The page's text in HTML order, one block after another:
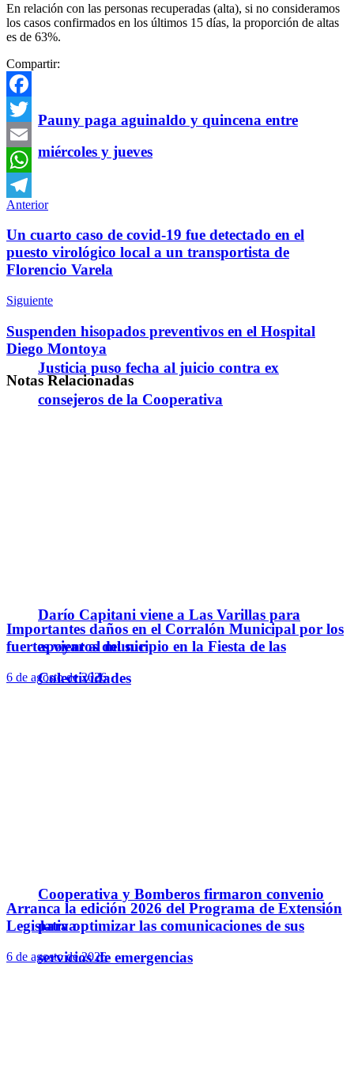
Pauny paga aguinaldo y quincena entre
miércoles y jueves
Justicia puso fecha al juicio contra ex
consejeros de la Cooperativa
Darío Capitani viene a Las Varillas para
apoyar al municipio en la Fiesta de las
Colectividades
Cooperativa y Bomberos firmaron convenio
para optimizar las comunicaciones de sus
servicios de emergencias
En relación con las personas recuperadas (alta), si no consideramos
los casos confirmados en los últimos 15 días, la proporción de altas
es de 63%.
Compartir:
Facebook
Twitter
Email
WhatsApp
Telegram
Anterior
Un cuarto caso de covid-19 fue detectado en el
puesto virológico local a un transportista de
Florencio Varela
Siguiente
Suspenden hisopados preventivos en el Hospital
Diego Montoya
Notas Relacionadas
Importantes daños en el Corralón Municipal por los
fuertes vientos del sur
6 de agosto de 2026
Arranca la edición 2026 del Programa de Extensión
Legislativa
6 de agosto de 2026